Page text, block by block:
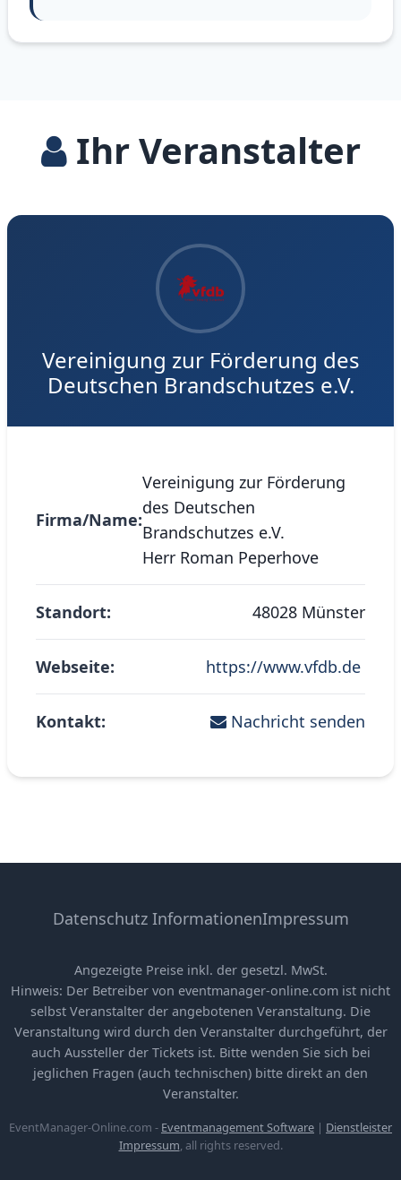
Ihr Veranstalter
Vereinigung zur Förderung des
Deutschen Brandschutzes e.V.
Firma/Name:
Vereinigung zur Förderung
des Deutschen
Brandschutzes e.V.
Herr Roman Peperhove
Standort: 48028 Münster
Webseite: https://www.vfdb.de
Kontakt: Nachricht senden
Datenschutz InformationenImpressum
Angezeigte Preise inkl. der gesetzl. MwSt.
Hinweis: Der Betreiber von eventmanager-online.com ist nicht
selbst Veranstalter der angebotenen Veranstaltung. Die
Veranstaltung wird durch den Veranstalter durchgeführt, der
auch Aussteller der Tickets ist. Bitte wenden Sie sich bei
jeglichen Fragen (auch technischen) bitte direkt an den
Veranstalter.
EventManager-Online.com - Eventmanagement Software | Dienstleister
Impressum, all rights reserved.